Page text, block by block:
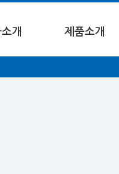
개 제품소개